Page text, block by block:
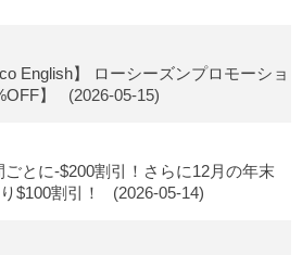
English】 ローシーズンプロモーショ
】
(2026-05-15)
ごとに-$200割引！さらに12月の年末
$100割引！
(2026-05-14)